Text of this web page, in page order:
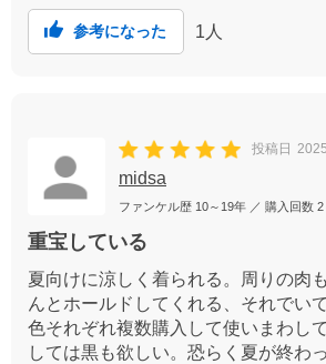
参考になった 1 人
投稿日
midsa
ファンケル歴 10～19年 ／ 購入回数 2
重宝している
夏向けに涼しく着られる。周りの肉
んとホールドしてくれる、それでい
色それぞれ複数購入して使いまわし
しては黒も欲しい。恐らく夏が終わ